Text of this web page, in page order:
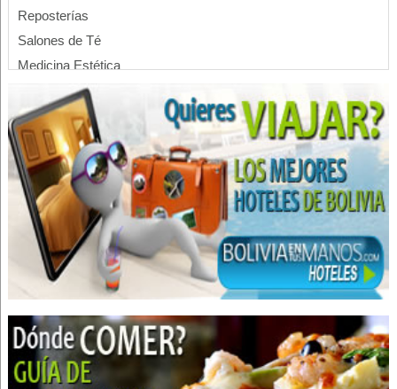
Reposterías
Salones de Té
Medicina Estética
Plasma rico en plaquetas
Abogados
Estudios juridicos
Consultores Jurídicos
Asistencia Legal
Asesoramiento extrajudicial
Servicios Empresariales
Textiles
Industrias Textiles
Confecciones
Hilado de Algodón
Hilados de Alpaca